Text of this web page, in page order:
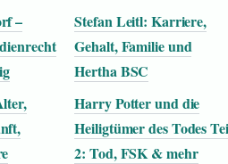
–
Stefan Leitl: Karriere,
Gehalt, Familie und
Hertha BSC
Harry Potter und die
Heiligtümer des Todes
2: Tod, FSK & mehr